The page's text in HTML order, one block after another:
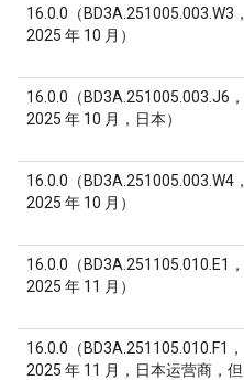
16.0.0（BD3A.251005.003.W3，
2025 年 10 月）
16.0.0（BD3A.251005.003.J6，
2025 年 10 月，日本）
16.0.0（BD3A.251005.003.W4，
2025 年 10 月）
16.0.0（BD3A.251105.010.E1，
2025 年 11 月）
16.0.0（BD3A.251105.010.F1，
2025 年 11 月，日本运营商，但